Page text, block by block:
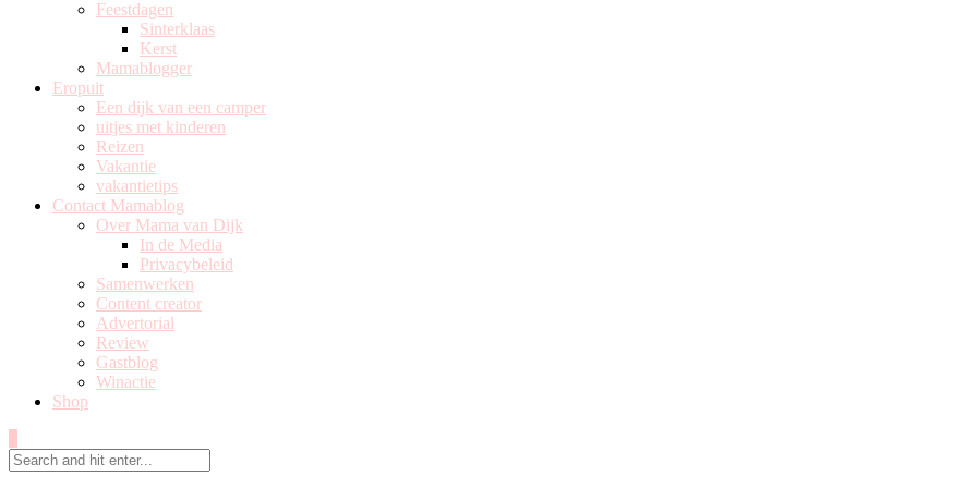
Feestdagen
Sinterklaas
Kerst
Mamablogger
Eropuit
Een dijk van een camper
uitjes met kinderen
Reizen
Vakantie
vakantietips
Contact Mamablog
Over Mama van Dijk
In de Media
Privacybeleid
Samenwerken
Content creator
Advertorial
Review
Gastblog
Winactie
Shop